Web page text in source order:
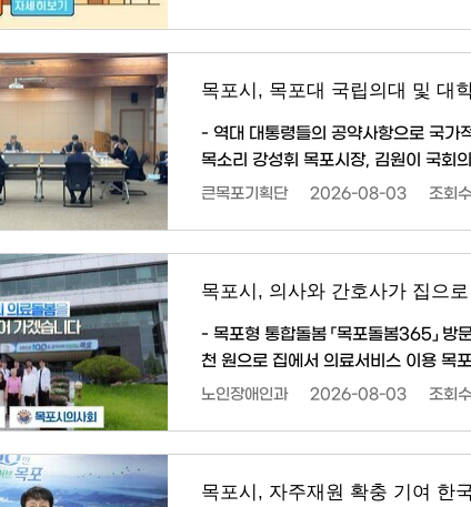
목포시, 목포대 국립의대 및 대
- 역대 대통령들의 공약사항으로 국가
목소리 강성휘 목포시장, 김원이 국회의원, 이형완 목포시의회 의장은 3일 목포대학교 국립의
과대학 및 대학병원 유치의 당위성을
큰목포기획단 2026-08-03 조회수
- 목포형 통합돌봄 「목포돌봄365」
천 원으로 집에서 의료서비스 이용 목포시(시장 강성휘)는 「의료·요양 등 지역 돌봄의 통합지
원에 관한 법률」 시행(2026. 3. 27.)에
노인장애인과 2026-08-03 조회수
목포시, 자주재원 확충 기여 한